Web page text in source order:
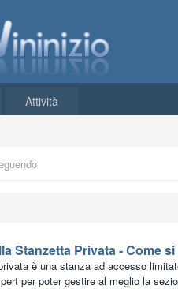
Attività
Stanzetta Privata - Come
è una stanza ad accesso
per poter gestire al meglio la